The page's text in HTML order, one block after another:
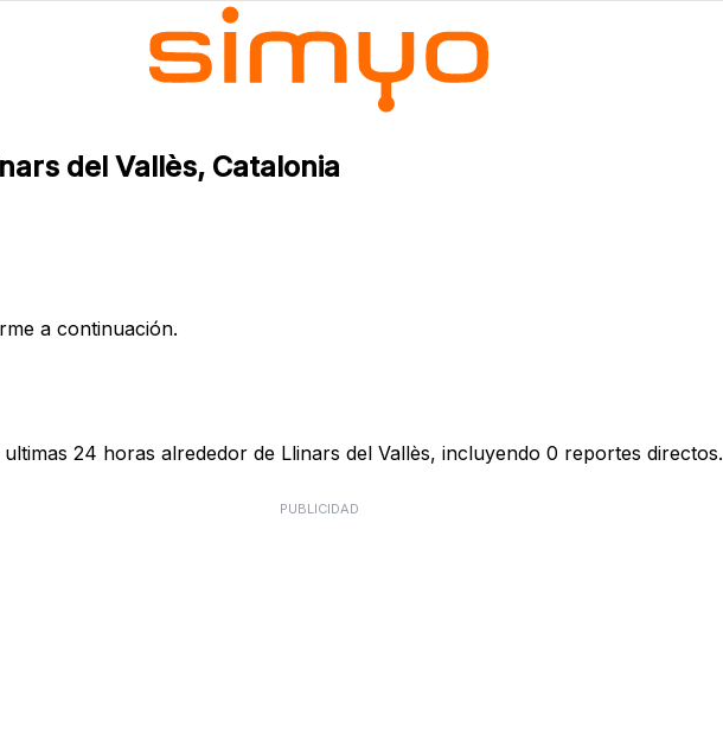
del Vallès, Catalonia
a continuación.
24 horas alrededor de Llinars del Vallès, incluyendo 0 reportes directos.
PUBLICIDAD